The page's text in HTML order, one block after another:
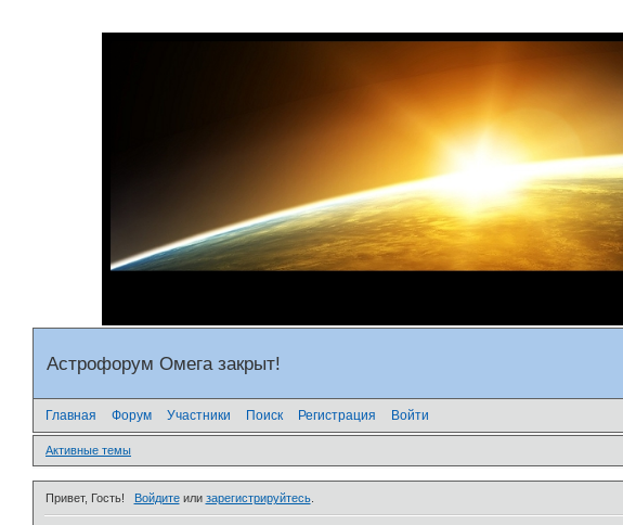
Астрофорум Омега закрыт!
Главная Форум Участники Поиск Регистрация Войти
Активные темы
Привет, Гость! Войдитеили зарегистрируйтесь.